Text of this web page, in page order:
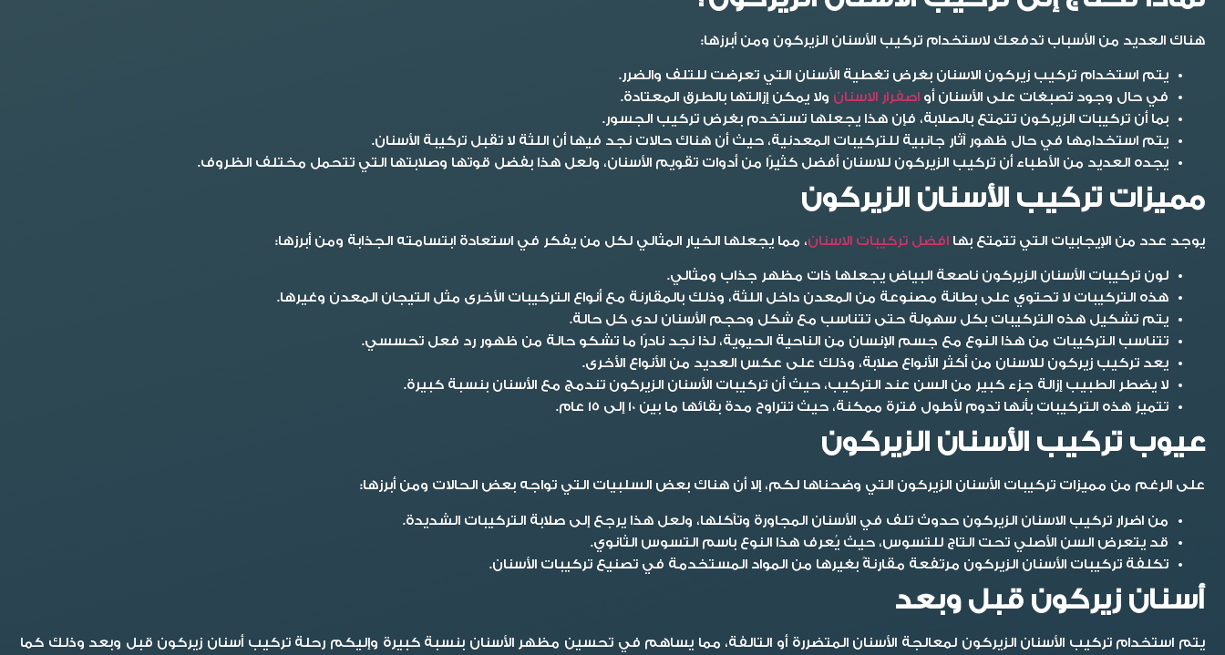
هناك العديد من الأسباب تدفعك لاستخدام تركيب الأسنان الزيركون ومن أبرزها:
يتم استخدام تركيب زيركون الاسنان بغرض تغطية الأسنان التي تعرضت للتلف والضرر.
في حال وجود تصبغات على الأسنان أو اصفرار الاسنان ولا يمكن إزالتها بالطرق المعتادة.
بما أن تركيبات الزيركون تتمتع بالصلابة، فإن هذا يجعلها تستخدم بغرض تركيب الجسور.
يتم استخدامها في حال ظهور آثار جانبية للتركيبات المعدنية، حيث أن هناك حالات نجد فيها أن اللثة لا تقبل تركيبة الأسنان.
يجده العديد من الأطباء أن تركيب الزيركون للاسنان أفضل كثيرًا من أدوات تقويم الأسنان، ولعل هذا بفضل قوتها وصلابتها التي تتحمل مختلف الظروف.
مميزات تركيب الأسنان الزيركون
يوجد عدد من الإيجابيات التي تتمتع بها افضل تركيبات الاسنان، مما يجعلها الخيار المثالي لكل من يفكر في استعادة ابتسامته الجذابة ومن أبرزها:
لون تركيبات الأسنان الزيركون ناصعة البياض يجعلها ذات مظهر جذاب ومثالي.
هذه التركيبات لا تحتوي على بطانة مصنوعة من المعدن داخل اللثة، وذلك بالمقارنة مع أنواع التركيبات الأخرى مثل التيجان المعدن وغيرها.
يتم تشكيل هذه التركيبات بكل سهولة حتى تتناسب مع شكل وحجم الأسنان لدى كل حالة.
تتناسب التركيبات من هذا النوع مع جسم الإنسان من الناحية الحيوية، لذا نجد نادرًا ما تشكو حالة من ظهور رد فعل تحسسي.
يعد تركيب زيركون للاسنان من أكثر الأنواع صلابة، وذلك على عكس العديد من الأنواع الأخرى.
لا يضطر الطبيب إزالة جزء كبير من السن عند التركيب، حيث أن تركيبات الأسنان الزيركون تندمج مع الأسنان بنسبة كبيرة.
تتميز هذه التركيبات بأنها تدوم لأطول فترة ممكنة، حيث تتراوح مدة بقائها ما بين 10 إلى 15 عام.
عيوب تركيب الأسنان الزيركون
على الرغم من مميزات تركيبات الأسنان الزيركون التي وضحناها لكم، إلا أن هناك بعض السلبيات التي تواجه بعض الحالات ومن أبرزها:
من اضرار تركيب الاسنان الزيركون حدوث تلف في الأسنان المجاورة وتآكلها، ولعل هذا يرجع إلى صلابة التركيبات الشديدة.
قد يتعرض السن الأصلي تحت التاج للتسوس، حيث يُعرف هذا النوع باسم التسوس الثانوي.
تكلفة تركيبات الأسنان الزيركون مرتفعة مقارنةً بغيرها من المواد المستخدمة في تصنيع تركيبات الأسنان.
أسنان زيركون قبل وبعد
يتم استخدام تركيب الأسنان الزيركون لمعالجة الأسنان المتضررة أو التالفة، مما يساهم في تحسين مظهر الأسنان بنسبة كبيرة وإليكم رحلة تركيب أسنان زيركون قبل وبعد وذلك كما